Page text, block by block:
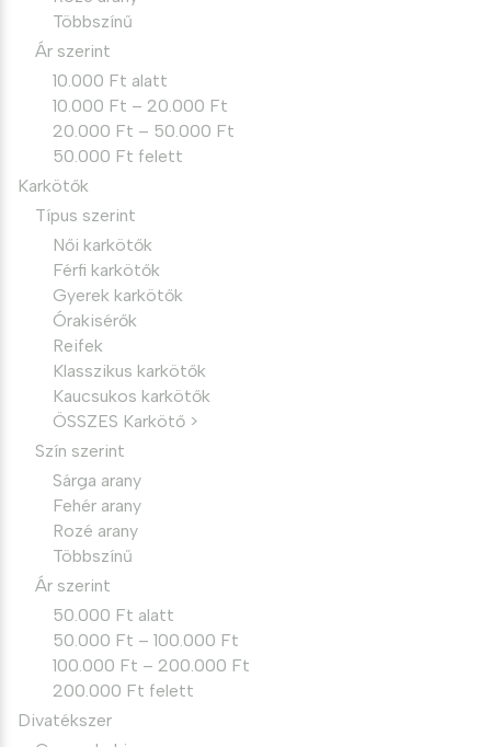
Többszínű
Ár szerint
10.000 Ft alatt
10.000 Ft – 20.000 Ft
20.000 Ft – 50.000 Ft
50.000 Ft felett
Karkötők
Típus szerint
Női karkötők
Férfi karkötők
Gyerek karkötők
Órakisérők
Reifek
Klasszikus karkötők
Kaucsukos karkötők
ÖSSZES Karkötő >
Szín szerint
Sárga arany
Fehér arany
Rozé arany
Többszínű
Ár szerint
50.000 Ft alatt
50.000 Ft – 100.000 Ft
100.000 Ft – 200.000 Ft
200.000 Ft felett
Divatékszer